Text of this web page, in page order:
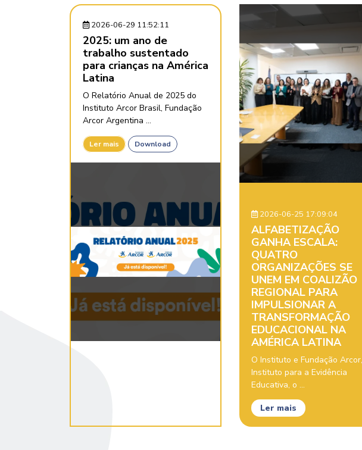
2026-06-29 11:52:11
2025: um ano de
trabalho sustentado
para crianças na América
Latina
O Relatório Anual de 2025 do
Instituto Arcor Brasil, Fundação
Arcor Argentina ...
Ler mais Download
2026-06-25 17:09:04
ALFABETIZAÇÃO
GANHA ESCALA:
QUATRO
ORGANIZAÇÕES SE
UNEM EM COALIZÃO
REGIONAL PARA
IMPULSIONAR A
TRANSFORMAÇÃO
EDUCACIONAL NA
AMÉRICA LATINA
O Instituto e Fundação
Instituto para a Evidência
Educativa, o ...
Ler mais